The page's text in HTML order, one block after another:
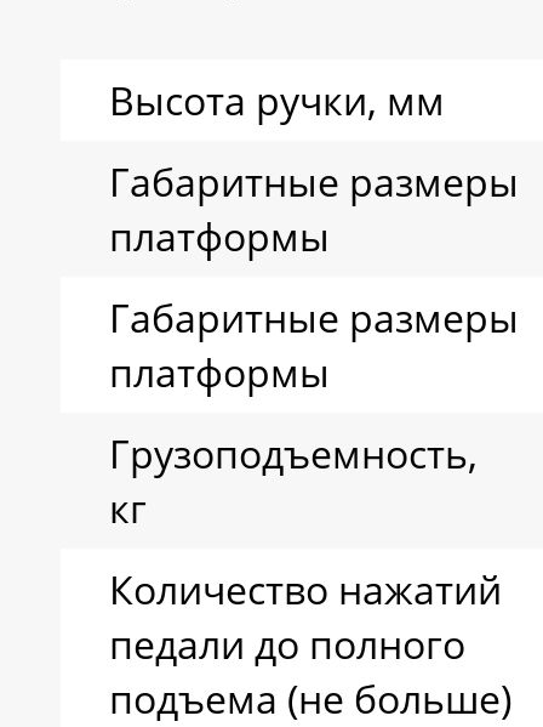
Высота ручки, мм
Габаритные размеры
платформы
Габаритные размеры
платформы
Грузоподъемность,
кг
Количество нажатий
педали до полного
подъема (не больше)